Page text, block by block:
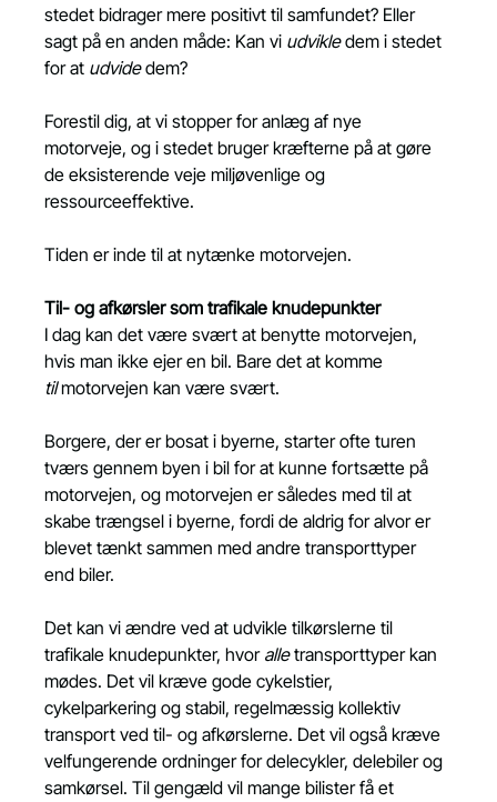
stedet bidrager mere positivt til samfundet? Eller
sagt på en anden måde: Kan vi udvikle dem i stedet
for at udvide dem?
Forestil dig, at vi stopper for anlæg af nye
motorveje, og i stedet bruger kræfterne på at gøre
de eksisterende veje miljøvenlige og
ressourceeffektive.
Tiden er inde til at nytænke motorvejen.
Til- og afkørsler som trafikale knudepunkter
I dag kan det være svært at benytte motorvejen,
hvis man ikke ejer en bil. Bare det at komme
til motorvejen kan være svært.
Borgere, der er bosat i byerne, starter ofte turen
tværs gennem byen i bil for at kunne fortsætte på
motorvejen, og motorvejen er således med til at
skabe trængsel i byerne, fordi de aldrig for alvor er
blevet tænkt sammen med andre transporttyper
end biler.
Det kan vi ændre ved at udvikle tilkørslerne til
trafikale knudepunkter, hvor alle transporttyper kan
mødes. Det vil kræve gode cykelstier,
cykelparkering og stabil, regelmæssig kollektiv
transport ved til- og afkørslerne. Det vil også kræve
velfungerende ordninger for delecykler, delebiler og
samkørsel. Til gengæld vil mange bilister få et